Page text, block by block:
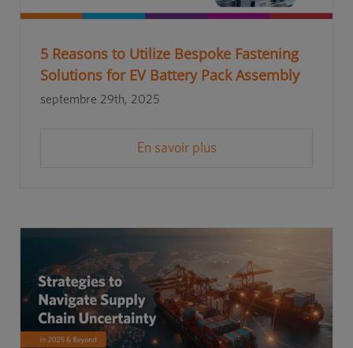
5 Reasons to Utilize Bespoke Fastening
Solutions for EV Battery Pack Assembly
septembre 29th, 2025
En savoir plus